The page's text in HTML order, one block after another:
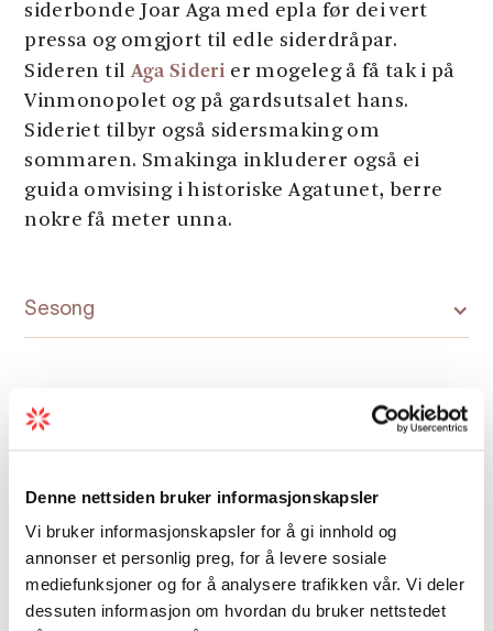
Denne nettsiden bruker informasjonskapsler
Vi bruker informasjonskapsler for å gi innhold og
annonser et personlig preg, for å levere sosiale
mediefunksjoner og for å analysere trafikken vår. Vi deler
dessuten informasjon om hvordan du bruker nettstedet
siderbonde Joar Aga med epla før dei vert
pressa og omgjort til edle siderdråpar.
Sideren til Aga Sideri er mogeleg å få tak i på
Vinmonopolet og på gardsutsalet hans.
Sideriet tilbyr også sidersmaking om
sommaren. Smakinga inkluderer også ei
guida omvising i historiske Agatunet, berre
nokre få meter unna.
Sesong
Kart